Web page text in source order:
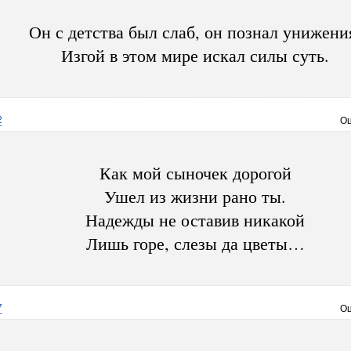
Он с детства был слаб, он познал
Изгой в этом мире искал силы суть.
Как мой сыночек дорогой
Ушел из жизни рано ты.
Надежды не оставив никакой
Лишь горе, слезы да цветы…